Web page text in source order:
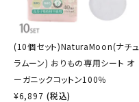
(10個セット)NaturaMoon(ナチュ
ラムーン) おりもの専用シート オ
ーガニックコットン100％
¥6,897 (税込)